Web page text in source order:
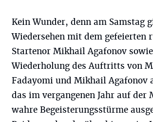
Kein Wunder, denn am Samstag
Wiedersehen mit dem gefeierten
Startenor Mikhail Agafonov
Wiederholung des Auftritts von
Fadayomi und Mikhail Agafonov
das im vergangenen Jahr auf der
wahre Begeisterungsstürme